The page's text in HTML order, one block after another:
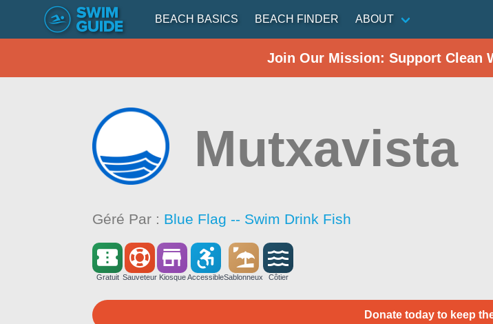
BEACH BASICS BEACH FINDER ABOUT
Join Our Mission: Support Clean
Mutxavista
Géré Par : Blue Flag -- Swim Drink Fish
Gratuit Sauveteur Kiosque AccessibleSablonneux Côtier
Donate today to keep